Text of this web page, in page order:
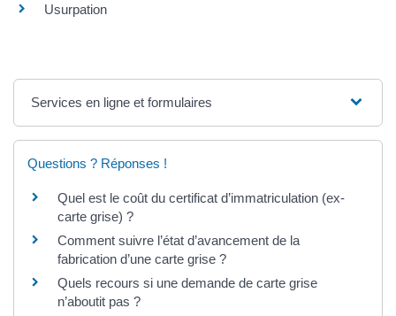
Usurpation
Services en ligne et formulaires
Questions ? Réponses !
Quel est le coût du certificat d’immatriculation (ex-
carte grise) ?
Comment suivre l’état d’avancement de la
fabrication d’une carte grise ?
Quels recours si une demande de carte grise
n’aboutit pas ?